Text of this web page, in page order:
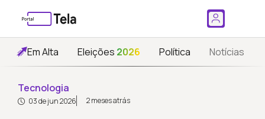
Em Alta Eleições 2026 Política Notícias
Tecnologia
03 de jun 2026 2 meses atrás